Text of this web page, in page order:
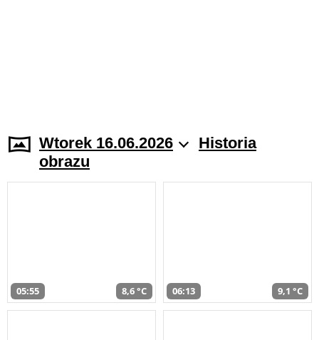
Wtorek 16.06.2026
Historia
obrazu
05:55 8,6 °C 06:13 9,1 °C